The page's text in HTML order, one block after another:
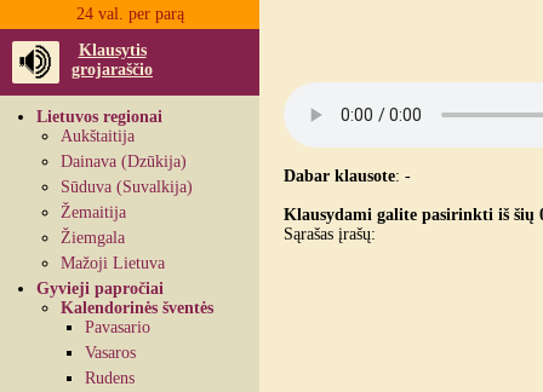
24 val. per parą
Klausytis
grojaraščio
Lietuvos regionai
Aukštaitija
Dainava (Dzūkija)
Sūduva (Suvalkija)
Žemaitija
Žiemgala
Mažoji Lietuva
Gyvieji papročiai
Kalendorinės šventės
Pavasario
Vasaros
Rudens
Dabar klausote: -
Klausydami galite pasirinkti iš šių
Sąrašas įrašų: